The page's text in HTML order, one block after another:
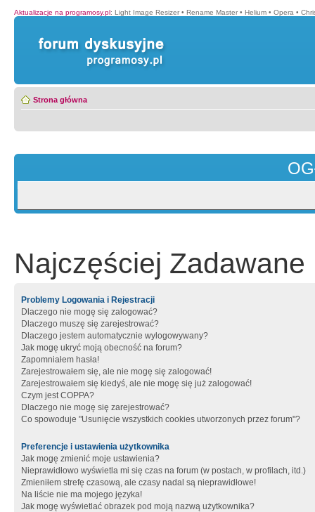
Aktualizacje na programosy.pl: Light Image Resizer • Rename Master • Helium • Opera •
Strona główna
Najczęściej Zadawane
Problemy Logowania i Rejestracji
Dlaczego nie mogę się zalogować?
Dlaczego muszę się zarejestrować?
Dlaczego jestem automatycznie wylogowywany?
Jak mogę ukryć moją obecność na forum?
Zapomniałem hasła!
Zarejestrowałem się, ale nie mogę się zalogować!
Zarejestrowałem się kiedyś, ale nie mogę się już zalogować!
Czym jest COPPA?
Dlaczego nie mogę się zarejestrować?
Co spowoduje "Usunięcie wszystkich cookies utworzonych przez forum"?
Preferencje i ustawienia użytkownika
Jak mogę zmienić moje ustawienia?
Nieprawidłowo wyświetla mi się czas na forum (w postach, w profilach, itd.)
Zmieniłem strefę czasową, ale czasy nadal są nieprawidłowe!
Na liście nie ma mojego języka!
Jak mogę wyświetlać obrazek pod moją nazwą użytkownika?